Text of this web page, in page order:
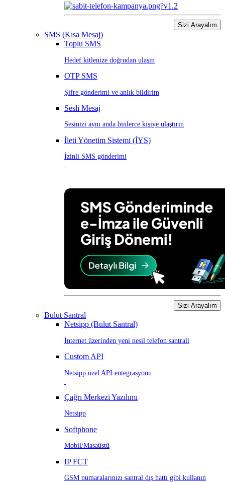
Sizi Arayalım
SMS (Kısa Mesaj)
Toplu SMS
Hedef kitlenize doğrudan ulaşın
OTP SMS
Şifre gönderimi ve anlık bildirim
Sesli Mesaj
Sesinizi aynı anda binlerce kişiye ulaştırın
İleti Yönetim Sistemi (İYS)
İzinli SMS gönderimi
Sizi Arayalım
Bulut Santral
Netsipp (Bulut Santral)
İnternet üzerinden yeni nesil telefon santrali
Custom API
Netsipp özel API entegrasyonu
Çağrı Merkezi Yazılımı
Netsipp
Softphone
Mobil/Masaüstü
IP FCT
GSM numaralarınızı santral dış hattı gibi kullanın